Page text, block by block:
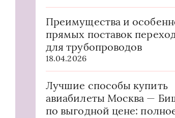
Преимущества и
прямых поставок
для трубопроводов
18.04.2026
Лучшие способы купить
авиабилеты Москва —
по выгодной цене: